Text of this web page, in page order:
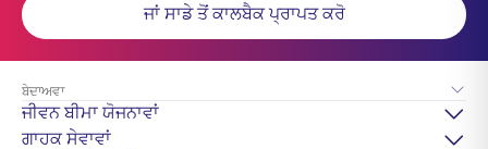
ਜਾਂ ਸਾਡੇ ਤੋਂ ਕਾਲਬੈਕ ਪ੍ਰਾਪਤ ਕਰੋ
ਬੇਦਾਅਵਾ
ਜੀਵਨ ਬੀਮਾ ਯੋਜਨਾਵਾਂ
ਗਾਹਕ ਸੇਵਾਵਾਂ